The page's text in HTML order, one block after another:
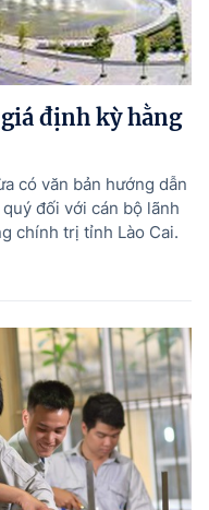
nghiệp dân tộc
định kỳ hằng
có văn bản hướng dẫn
đối với cán bộ lãnh
chính trị tỉnh Lào Cai.